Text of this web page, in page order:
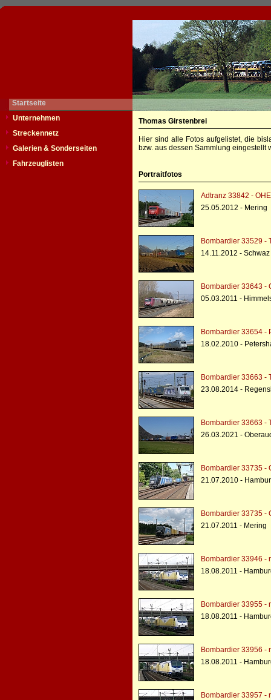
Startseite
Unternehmen
Streckennetz
Galerien & Sonderseiten
Fahrzeuglisten
Thomas Girstenbrei
Hier sind alle Fotos aufgelistet, die
bzw. aus dessen Sammlung eingestellt
Portraitfotos
Adtranz 33842 -
25.05.2012 - Mering
Bombardier 33529 -
14.11.2012 - Schwaz
Bombardier 33643 -
05.03.2011 -
Bombardier 33654 -
18.02.2010 -
Bombardier 33663 -
23.08.2014 -
Bombardier 33663 -
26.03.2021 -
Bombardier 33735 -
21.07.2010 -
Bombardier 33735 -
21.07.2011 - Mering
Bombardier 33946 -
18.08.2011 -
Bombardier 33955 -
18.08.2011 -
Bombardier 33956 -
18.08.2011 -
Bombardier 33957 -